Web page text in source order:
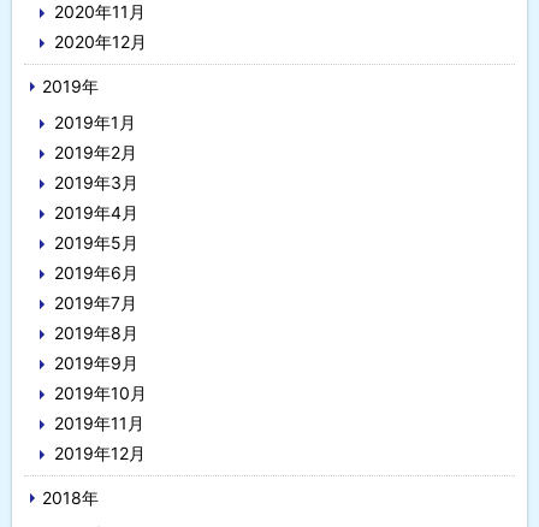
2020年11月
2020年12月
2019年
2019年1月
2019年2月
2019年3月
2019年4月
2019年5月
2019年6月
2019年7月
2019年8月
2019年9月
2019年10月
2019年11月
2019年12月
2018年